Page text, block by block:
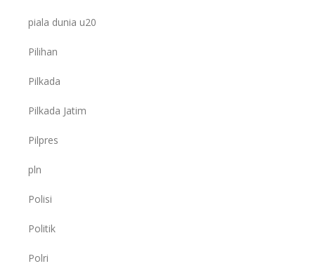
piala dunia u20
Pilihan
Pilkada
Pilkada Jatim
Pilpres
pln
Polisi
Politik
Polri